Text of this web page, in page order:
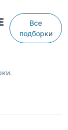
Все
подборки